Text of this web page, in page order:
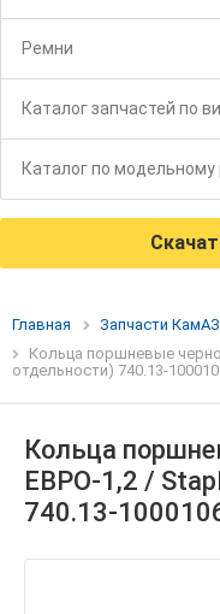
Ремни
Каталог запчастей по
Каталог по модельному
Главная Запчасти КамАЗ
Кольца поршневые
отдельности) 740.13-
Кольца
ЕВРО-1,2 /
740.13-